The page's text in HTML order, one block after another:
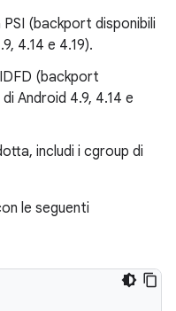
(backport disponibili
4.14 e 4.19).
(backport
Android 4.9, 4.14 e
includi i cgroup di
le seguenti